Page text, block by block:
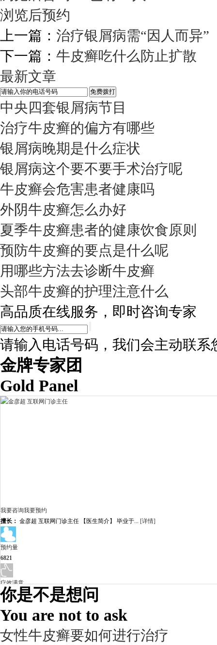
浏览后预约
上一篇： 治疗银屑病需“因人而异”
下一篇： 牛皮癣吃什么防止扩散
最新文章
中央四套银屑病节目
治疗牛皮癣的偏方有哪些
银屑病晚期是什么症状
银屑病这个要不要手术治疗呢
牛皮癣会危害患者健康吗
外阴牛皮癣怎么办好
夏季牛皮癣患者的健康饮食原则
预防牛皮癣的要点是什么呢
用哪些方法去诊断牛皮癣
头部牛皮癣的护理注意什么
高品质在线服务，即时咨询专家
请输入电话号码，我们会主动联系
金牌专家团
Gold Panel
我要咨询我要预约
擅长： 金彦超 互联网门诊主任 【医生简介】 毕业于... [详情]
预约量
6821
疗效满意
98%
你是不是想问
You are not to ask
女性牛皮癣要如何进行治疗